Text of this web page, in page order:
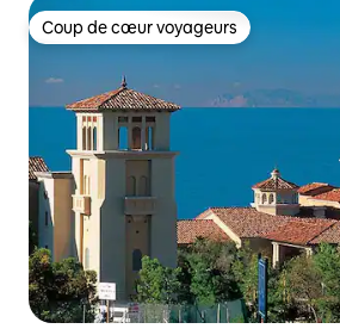
Coup de cœur voyageurs
Coup de cœur voyageurs